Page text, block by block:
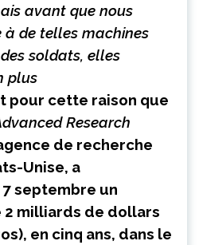
avant que nous
à de telles machines
soldats, elles
plus
pour cette raison que
Research
de recherche
Unise, a
septembre un
milliards de dollars
en cinq ans, dans le